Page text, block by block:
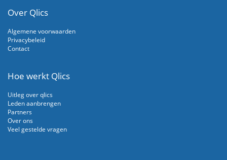
Over Qlics
Algemene voorwaarden
Privacybeleid
Contact
Hoe werkt Qlics
Uitleg over qlics
Leden aanbrengen
Partners
Over ons
Veel gestelde vragen